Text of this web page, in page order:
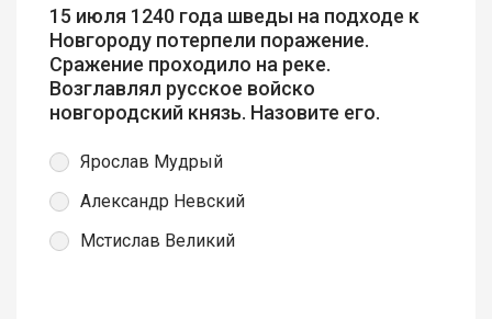
15 июля 1240 года шведы на подходе к
Новгороду потерпели поражение.
Сражение проходило на реке.
Возглавлял русское войско
новгородский князь. Назовите его.
Ярослав Мудрый
Александр Невский
Мстислав Великий